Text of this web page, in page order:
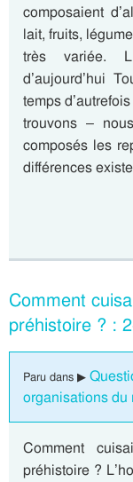
composaient
lait, fruits,
très variée.
d’aujourd’hui
temps
trouvons –
composés les
différences
Comment
préhistoire ? :
Paru dans ▶
organisations du
Comment
préhistoire ?